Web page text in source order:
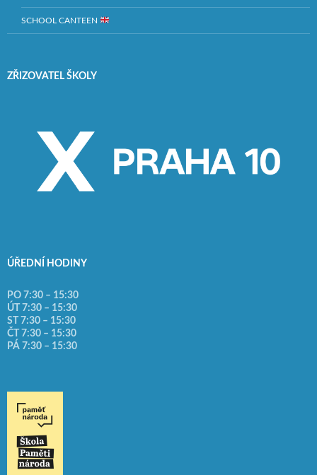
SCHOOL CANTEEN
ZŘIZOVATEL ŠKOLY
ÚŘEDNÍ HODINY
PO 7:30 – 15:30
ÚT 7:30 – 15:30
ST 7:30 – 15:30
ČT 7:30 – 15:30
PÁ 7:30 – 15:30